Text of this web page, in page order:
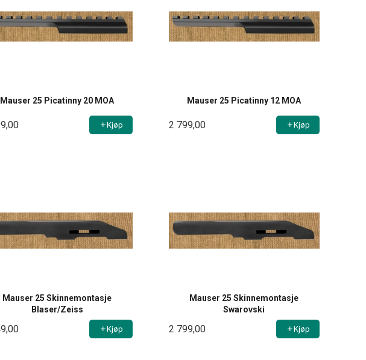
Mauser 25 Picatinny 20 MOA
Kjøp
Mauser 25 Picatinny 12 MOA
2 799,00 Kjøp
Mauser 25 Skinnemontasje
Blaser/Zeiss
Kjøp
Mauser 25 Skinnemontasje
Swarovski
2 799,00 Kjøp